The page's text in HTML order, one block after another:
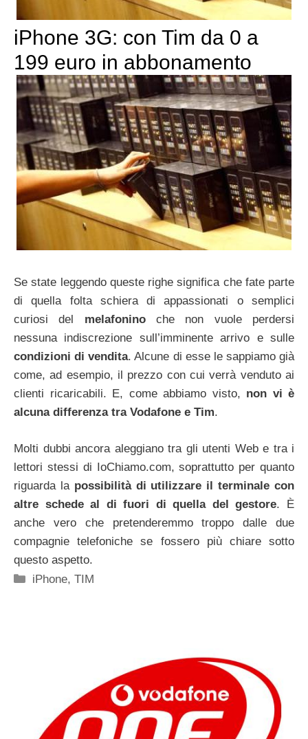
iPhone 3G: con Tim da 0 a
199 euro in abbonamento
Se state leggendo queste righe significa che fate parte
di quella folta schiera di appassionati o semplici
curiosi del melafoninoche non vuole perdersi
nessuna indiscrezione sull’imminente arrivo e sulle
condizioni di vendita. Alcune di esse le sappiamo già
come, ad esempio, il prezzo con cui verrà venduto ai
clienti ricaricabili. E, come abbiamo visto, non vi è
alcuna differenza tra Vodafone e Tim.
Molti dubbi ancora aleggiano tra gli utenti Web e tra i
lettori stessi di IoChiamo.com, soprattutto per quanto
riguarda la possibilità di utilizzare il terminale con
altre schede al di fuori di quella del gestore. È
anche vero che pretenderemmo troppo dalle due
compagnie telefoniche se fossero più chiare sotto
questo aspetto.
Categorie
iPhone,TIM